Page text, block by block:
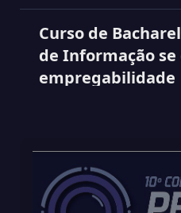
Curso de
de Informação
empregabilidade